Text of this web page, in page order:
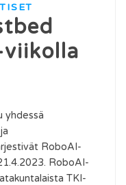
yhdessä
RoboAI-
RoboAI-
TKI-